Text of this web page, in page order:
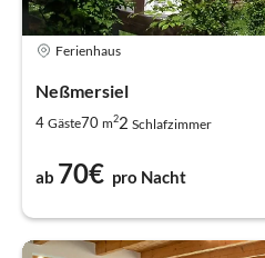
Ferienhaus
Neßmersiel
4 Gäste70 m22 Schlafzimmer
ab 70€ pro Nacht